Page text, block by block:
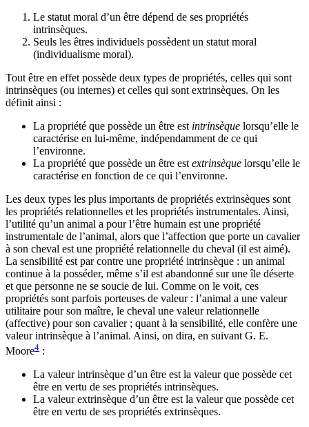
Le statut moral d’un être dépend de ses propriétés
intrinsèques.
Seuls les êtres individuels possèdent un statut moral
(individualisme moral).
Tout être en effet possède deux types de propriétés, celles qui sont
intrinsèques (ou internes) et celles qui sont extrinsèques. On les
définit ainsi :
La propriété que possède un être est intrinsèque lorsqu’elle le
caractérise en lui-même, indépendamment de ce qui
l’environne.
La propriété que possède un être est extrinsèque lorsqu’elle le
caractérise en fonction de ce qui l’environne.
Les deux types les plus importants de propriétés extrinsèques sont
les propriétés relationnelles et les propriétés instrumentales. Ainsi,
l’utilité qu’un animal a pour l’être humain est une propriété
instrumentale de l’animal, alors que l’affection que porte un cavalier
à son cheval est une propriété relationnelle du cheval (il est aimé).
La sensibilité est par contre une propriété intrinsèque : un animal
continue à la posséder, même s’il est abandonné sur une île déserte
et que personne ne se soucie de lui. Comme on le voit, ces
propriétés sont parfois porteuses de valeur : l’animal a une valeur
utilitaire pour son maître, le cheval une valeur relationnelle
(affective) pour son cavalier ; quant à la sensibilité, elle confère une
valeur intrinsèque à l’animal. Ainsi, on dira, en suivant G. E.
Moore4 :
La valeur intrinsèque d’un être est la valeur que possède cet
être en vertu de ses propriétés intrinsèques.
La valeur extrinsèque d’un être est la valeur que possède cet
être en vertu de ses propriétés extrinsèques.